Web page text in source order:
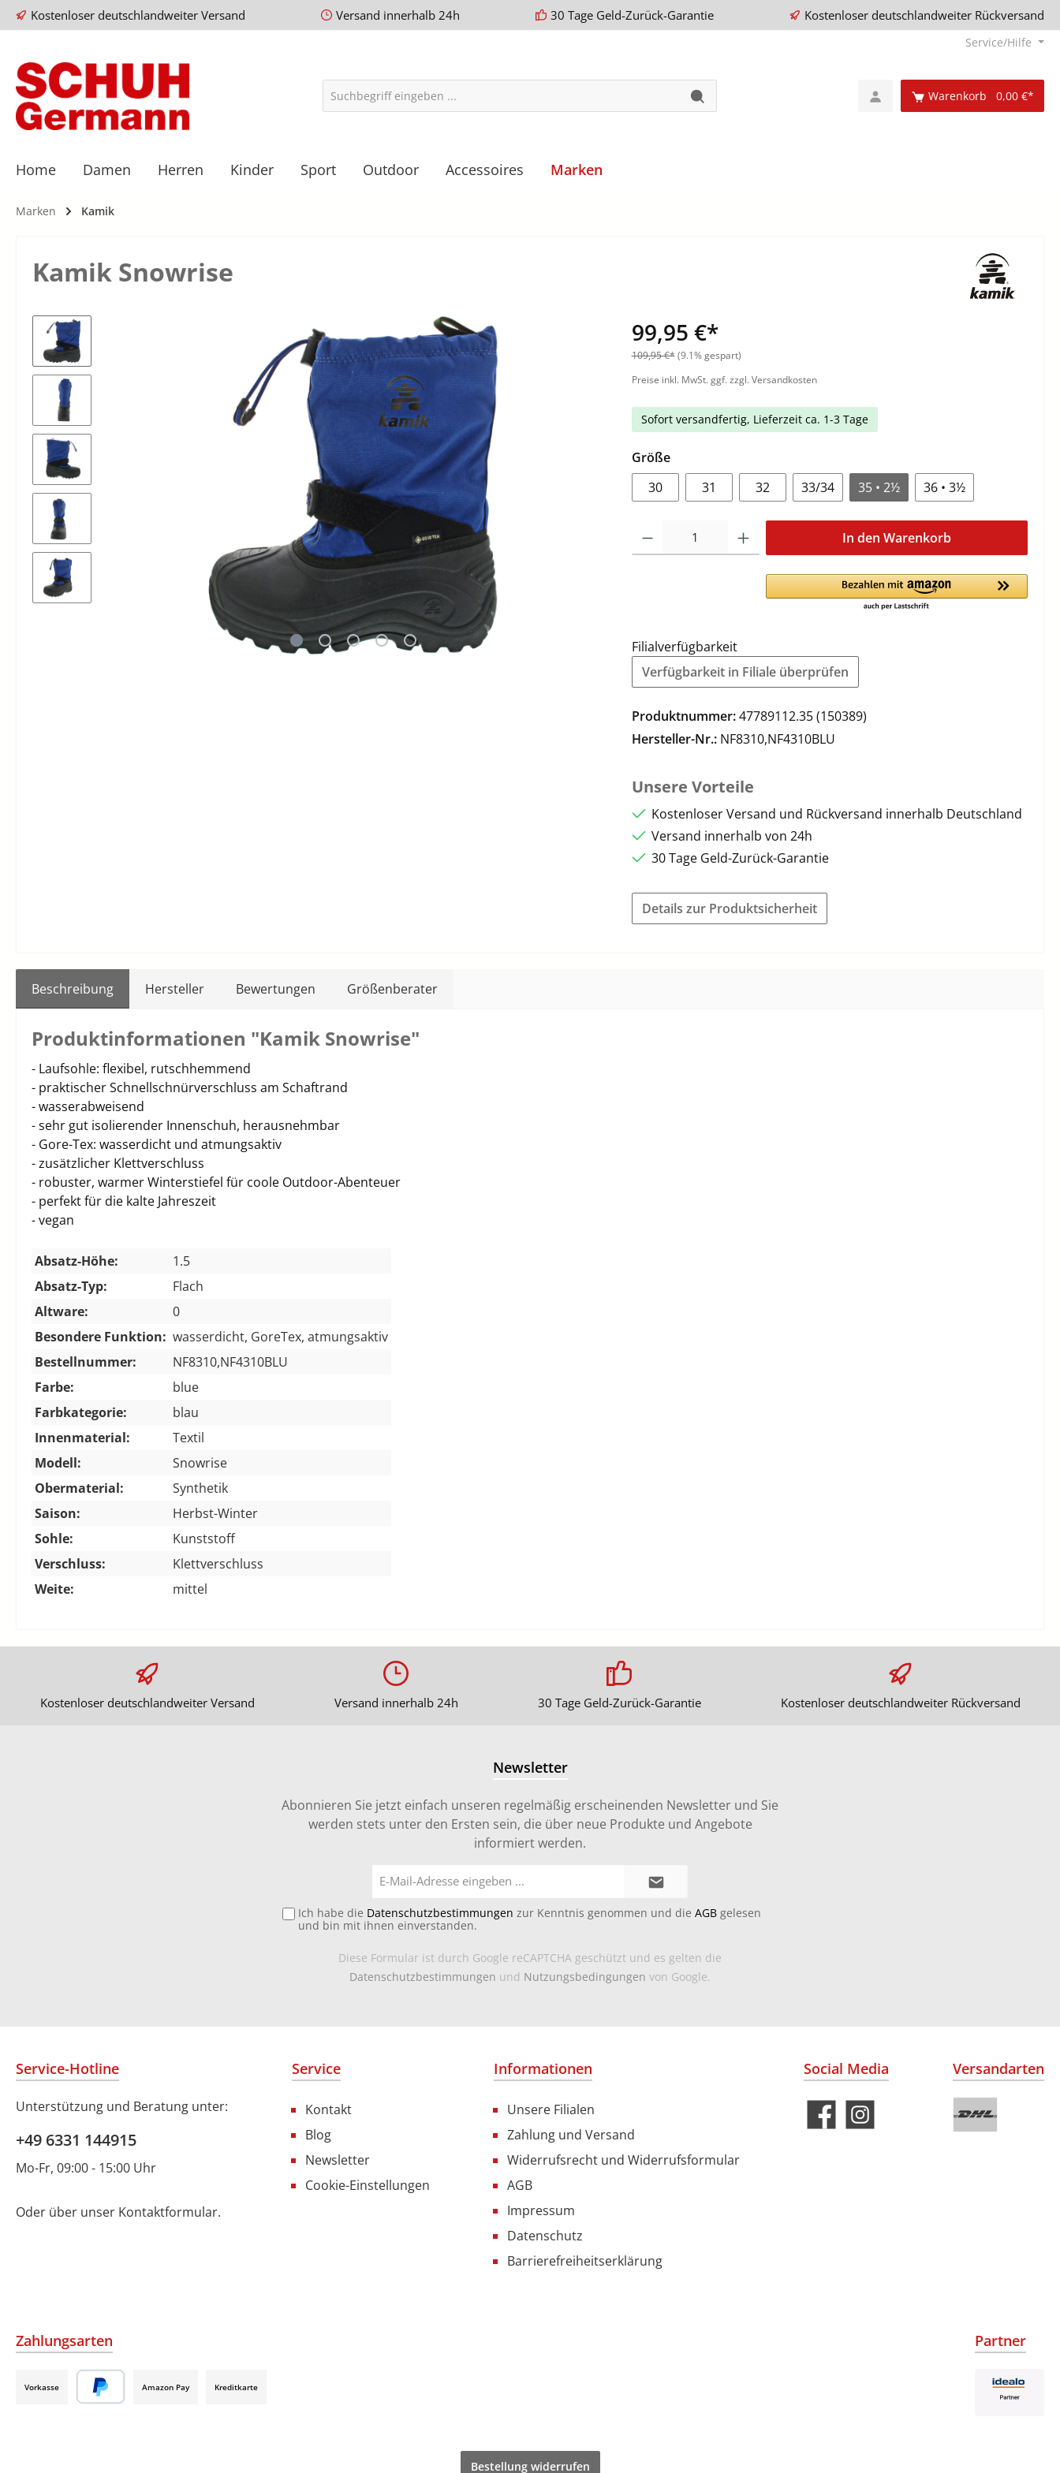
Kostenloser deutschlandweiter Versand Versand innerhalb 24h 30 Tage Geld-Zurück-Garantie Kostenloser deutschlandweiter Rückversand
Service/Hilfe
Warenkorb 0,00 €*
Home Damen Herren Kinder Sport Outdoor Accessoires Marken
Marken Kamik
Kamik Snowrise
99,95 €*
109,95 €* (9.1% gespart)
Preise inkl. MwSt. ggf. zzgl. Versandkosten
Sofort versandfertig, Lieferzeit ca. 1-3 Tage
Größe
30
31 32 33/34 35 • 2½ 36 • 3½
In den Warenkorb
Filialverfügbarkeit
Verfügbarkeit in Filiale überprüfen
Produktnummer:47789112.35 (150389)
Hersteller-Nr.: NF8310,NF4310BLU
Unsere Vorteile
Kostenloser Versand und Rückversand innerhalb Deutschland
Versand innerhalb von 24h
30 Tage Geld-Zurück-Garantie
Details zur Produktsicherheit
Beschreibung Hersteller Bewertungen Größenberater
Produktinformationen "Kamik Snowrise"
- Laufsohle: flexibel, rutschhemmend
- praktischer Schnellschnürverschluss am Schaftrand
- wasserabweisend
- sehr gut isolierender Innenschuh, herausnehmbar
- Gore-Tex: wasserdicht und atmungsaktiv
- zusätzlicher Klettverschluss
- robuster, warmer Winterstiefel für coole Outdoor-Abenteuer
- perfekt für die kalte Jahreszeit
- vegan
Absatz-Höhe:
1.5
Absatz-Typ:
Flach
Altware:
0
Besondere Funktion: wasserdicht, GoreTex, atmungsaktiv
Bestellnummer:
NF8310,NF4310BLU
Farbe:
blue
Farbkategorie:
blau
Innenmaterial:
Textil
Modell:
Snowrise
Obermaterial:
Synthetik
Saison:
Herbst-Winter
Sohle:
Kunststoff
Verschluss:
Klettverschluss
Weite:
mittel
Kostenloser deutschlandweiter Versand Versand innerhalb 24h 30 Tage Geld-Zurück-Garantie Kostenloser deutschlandweiter Rückversand
Newsletter
Abonnieren Sie jetzt einfach unseren regelmäßig erscheinenden Newsletter und Sie
werden stets unter den Ersten sein, die über neue Produkte und Angebote
informiert werden.
Mail-
Ich habe die Datenschutzbestimmungen zur Kenntnis genommen und die AGB gelesen
und bin mit ihnen einverstanden.
Diese Formular ist durch Google reCAPTCHA geschützt und es gelten die
Datenschutzbestimmungen und Nutzungsbedingungen von Google.
Service-Hotline
Unterstützung und Beratung unter:
+49 6331 144915
Mo-Fr, 09:00 - 15:00 Uhr
Oder über unser Kontaktformular.
Service
Kontakt
Blog
Newsletter
Cookie-Einstellungen
Informationen
Unsere Filialen
Zahlung und Versand
Widerrufsrecht und Widerrufsformular
AGB
Impressum
Datenschutz
Barrierefreiheitserklärung
Social Media Versandarten
Zahlungsarten
Vorkasse Amazon Pay Kreditkarte
Partner
Bestellung widerrufen